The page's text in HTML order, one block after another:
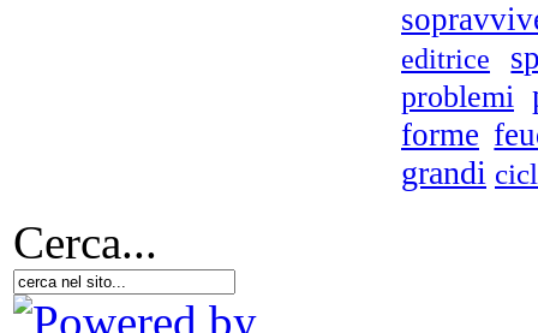
-
editrice
problemi
forme
grandi
Cerca...